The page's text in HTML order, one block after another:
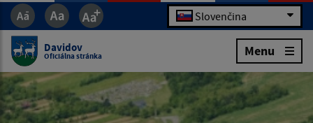
Slovenčina
Davidov
Oficiálna stránka Menu